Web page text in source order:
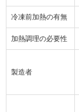
冷凍前加熱の有無
加熱調理の必要性
製造者